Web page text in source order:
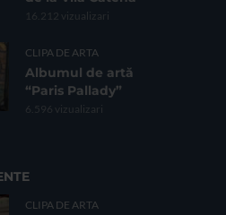
16.212 vizualizari
CLIPA DE ARTA
Albumul de artă
“Paris Pallady”
6.596 vizualizari
CLIPA DE ARTA